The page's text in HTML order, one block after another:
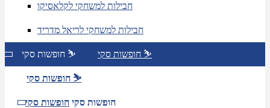
חבילות למשחקי לקלאסיקו
חבילות למשחקי לריאל מדריד
חופשות סקי ⛷️ חופשות סקי ⛷️
חופשות סקי ⛷️
חופשות סקי חופשות סקי